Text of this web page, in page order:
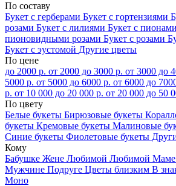
По составу
Букет с герберами Букет с гортензиями
розами Букет с лилиями Букет с пионами
пионовидными розами Букет с розами
Букет с эустомой Другие цветы
По цене
до 2000 р. от 2000 до 3000 р. от 3000 до
5000 р. от 5000 до 6000 р. от 6000 до
р. от 10 000 до 20 000 р. от 20 000 до 50
По цвету
Белые букеты Бирюзовые букеты
букеты Кремовые букеты Малиновые
Синие букеты Фиолетовые букеты
Кому
Бабушке Жене Любимой Любимой Маме
Мужчине Подруге Цветы близким В
Моно